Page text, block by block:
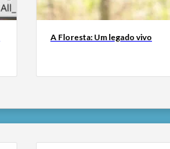
A Floresta: Um legado vivo